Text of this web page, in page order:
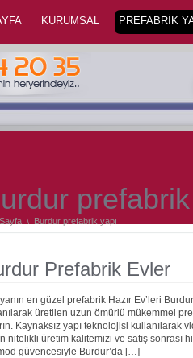
KURUMSAL PREFABRİK
prefabrik
\ Burdur prefabrik yapı
Prefabrik Evler
en güzel prefabrik Hazır Ev’leri
üretilen uzun ömürlü mükemmel
Kaynaksız yapı teknolojisi
nitelikli üretim kalitemizi ve satış sonrası
güvencesiyle Burdur’da […]